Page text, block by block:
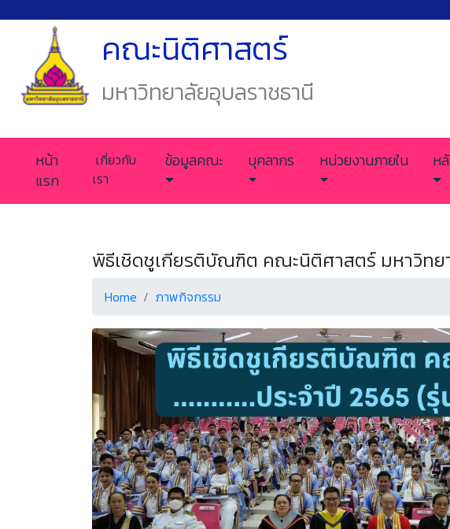
คณะนิติศาสตร์
มหาวิทยาลัยอุบลราชธานี
หน้า
แรก
เกี่ยวกับ
เรา
ข้อมูลคณะ บุคลากร หน่วยงานภายใน ห
พิธีเชิดชูเกียรติบัณฑิต คณะนิติศาสตร์ มหาวิทย
Home ภาพกิจกรรม